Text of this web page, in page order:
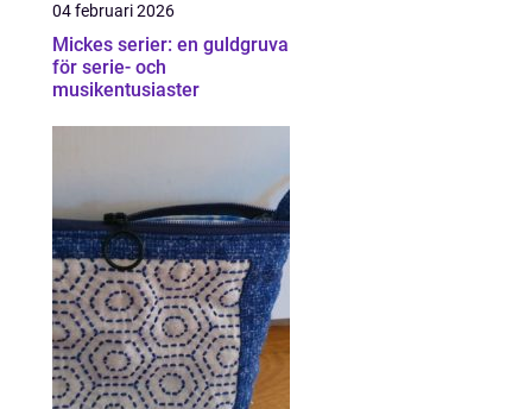
04 februari 2026
Mickes serier: en guldgruva
för serie- och
musikentusiaster